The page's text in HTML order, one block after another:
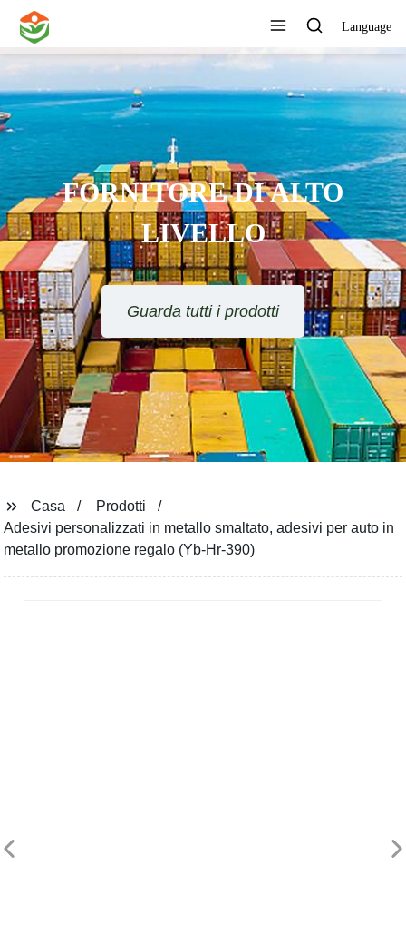
Language
FORNITORE DI ALTO
LIVELLO
Guarda tutti i prodotti
Casa
Prodotti
Adesivi personalizzati in metallo smaltato, adesivi per auto in
metallo promozione regalo (Yb-Hr-390)